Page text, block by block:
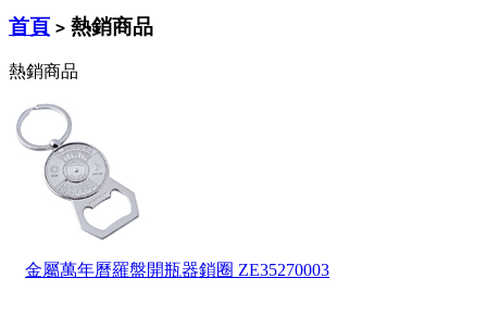
首頁 > 熱銷商品
熱銷商品
金屬萬年曆羅盤開瓶器鎖圈 ZE35270003